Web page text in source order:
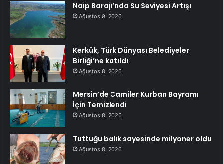
Naip Barajı’nda Su Seviyesi Artışı
Ağustos 9, 2026
Kerkük, Türk Dünyası Belediyeler
Birliği’ne katıldı
Ağustos 8, 2026
Mersin’de Camiler Kurban Bayramı
İçin Temizlendi
Ağustos 8, 2026
Tuttuğu balık sayesinde milyoner oldu
Ağustos 8, 2026